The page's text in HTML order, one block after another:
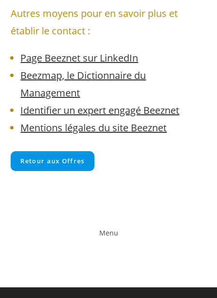
Autres moyens pour en savoir plus et
établir le contact :
Page Beeznet sur LinkedIn
Beezmap, le Dictionnaire du
Management
Identifier un expert engagé Beeznet
Mentions légales du site Beeznet
Retour aux Offres
Menu